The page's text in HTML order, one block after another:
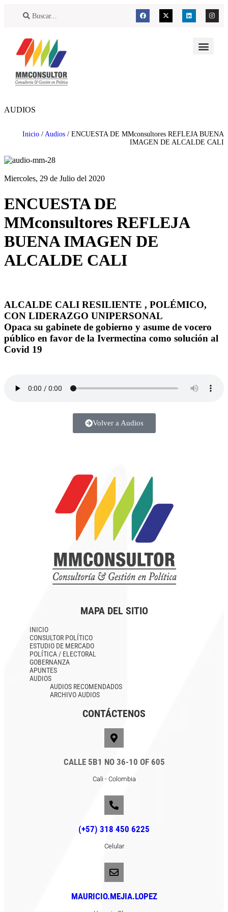
AUDIOS
Inicio / Audios / ENCUESTA DE MMconsultores REFLEJA BUENA
IMAGEN DE ALCALDE CALI
Miercoles, 29 de Julio del 2020
ENCUESTA DE
MMconsultores REFLEJA
BUENA IMAGEN DE
ALCALDE CALI
ALCALDE CALI RESILIENTE , POLÉMICO,
CON LIDERAZGO UNIPERSONAL
Opaca su gabinete de gobierno y asume de vocero
público en favor de la Ivermectina como solución al
Covid 19
Volver a Audios
CONTÁCTENOS
CALLE 5B1 NO 36-10 OF 605
Cali - Colombia
(+57) 318 450 6225
Celular
MAURICIO.MEJIA.LOPEZ
MAPA DEL SITIO
INICIO
CONSULTOR POLÍTICO
ESTUDIO DE MERCADO
POLÍTICA / ELECTORAL
GOBERNANZA
APUNTES
AUDIOS
AUDIOS RECOMENDADOS
ARCHIVO AUDIOS